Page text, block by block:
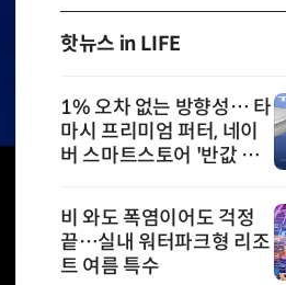
핫뉴스 in LIFE
1% 오차 없는 방향성… 타
마시 프리미엄 퍼터, 네이
버 스마트스토어 '반값 할
비 와도 폭염이어도 걱정
끝…실내 워터파크형 리조
트 여름 특수